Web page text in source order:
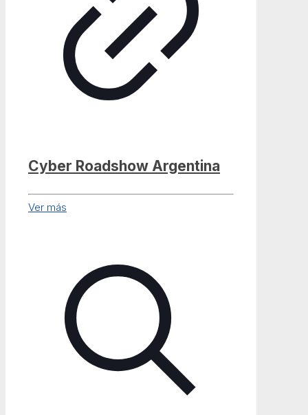
Cyber Roadshow Argentina
Ver más